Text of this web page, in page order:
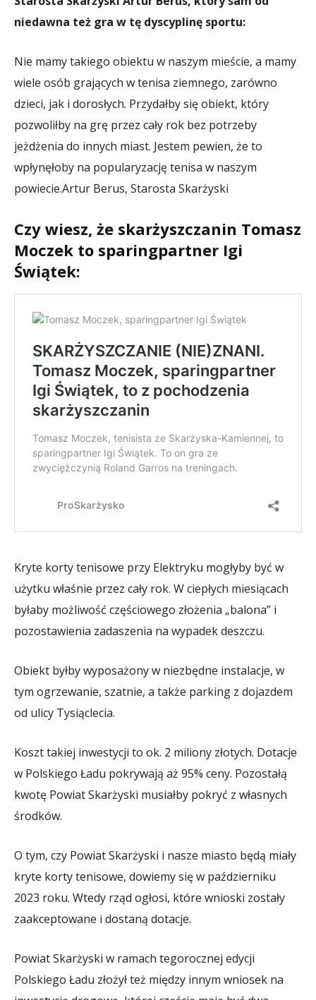
niedawna też gra w tę dyscyplinę sportu:
Nie mamy takiego obiektu w naszym mieście, a mamy
wiele osób grających w tenisa ziemnego, zarówno
dzieci, jak i dorosłych. Przydałby się obiekt, który
pozwoliłby na grę przez cały rok bez potrzeby
jeżdżenia do innych miast. Jestem pewien, że to
wpłynęłoby na popularyzację tenisa w naszym
powiecie.Artur Berus, Starosta Skarżyski
Czy wiesz, że skarżyszczanin Tomasz
Moczek to sparingpartner Igi
Świątek:
Kryte korty tenisowe przy Elektryku mogłyby być w
użytku właśnie przez cały rok. W ciepłych miesiącach
byłaby możliwość częściowego złożenia „balona” i
pozostawienia zadaszenia na wypadek deszczu.
Obiekt byłby wyposażony w niezbędne instalacje, w
tym ogrzewanie, szatnie, a także parking z dojazdem
od ulicy Tysiąclecia.
Koszt takiej inwestycji to ok. 2 miliony złotych. Dotacje
w Polskiego Ładu pokrywają aż 95% ceny. Pozostałą
kwotę Powiat Skarżyski musiałby pokryć z własnych
środków.
O tym, czy Powiat Skarżyski i nasze miasto będą miały
kryte korty tenisowe, dowiemy się w październiku
2023 roku. Wtedy rząd ogłosi, które wnioski zostały
zaakceptowane i dostaną dotacje.
Powiat Skarżyski w ramach tegorocznej edycji
Polskiego Ładu złożył też między innym wniosek na